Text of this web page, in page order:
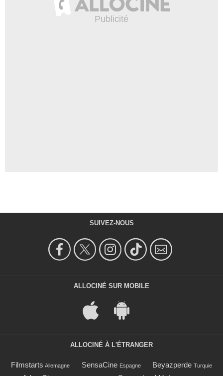
SUIVEZ-NOUS
ALLOCINÉ SUR MOBILE
ALLOCINÉ À L'ÉTRANGER
Filmstarts Allemagne SensaCine Espagne Beyazperde Turquie